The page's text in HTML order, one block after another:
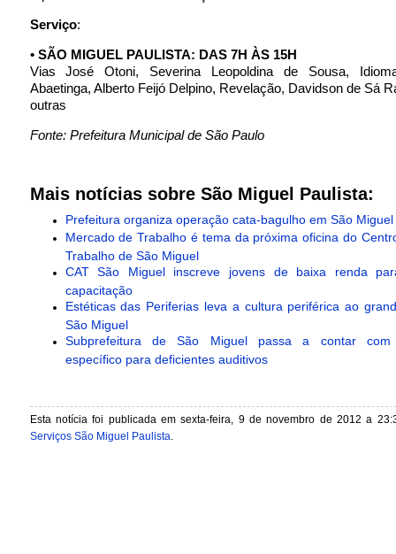
Serviço:
• SÃO MIGUEL PAULISTA: DAS 7H ÀS 15H
Vias José Otoni, Severina Leopoldina de Sousa,
Abaetinga, Alberto Feijó Delpino, Revelação, Davidson de Sá
outras
Fonte: Prefeitura Municipal de São Paulo
Mais notícias sobre São Miguel Paulista:
Prefeitura organiza operação cata-bagulho em São Miguel
Mercado de Trabalho é tema da próxima oficina do
Trabalho de São Miguel
CAT São Miguel inscreve jovens de baixa renda
capacitação
Estéticas das Periferias leva a cultura periférica ao
São Miguel
Subprefeitura de São Miguel passa a contar com
específico para deficientes auditivos
Esta notícia foi publicada em sexta-feira, 9 de novembro de 2012 a
Serviços São Miguel Paulista.